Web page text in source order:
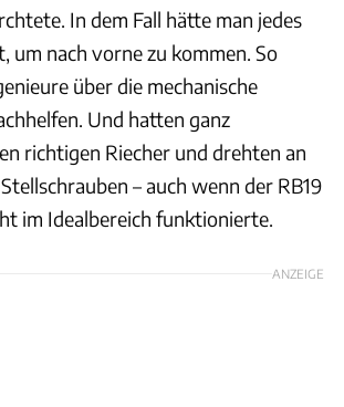
In dem Fall hätte man jedes
um nach vorne zu kommen. So
über die mechanische
Und hatten ganz
richtigen Riecher und drehten an
– auch wenn der RB19
im Idealbereich funktionierte.
ANZEIGE